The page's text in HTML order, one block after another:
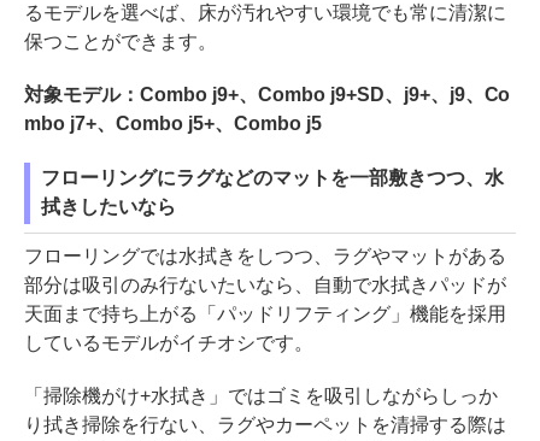
るモデルを選べば、床が汚れやすい環境でも常に清潔に
保つことができます。
対象モデル：Combo j9+、Combo j9+SD、j9+、j9、Co
mbo j7+、Combo j5+、Combo j5
フローリングにラグなどのマットを一部敷きつつ、水
拭きしたいなら
フローリングでは水拭きをしつつ、ラグやマットがある
部分は吸引のみ行ないたいなら、自動で水拭きパッドが
天面まで持ち上がる「パッドリフティング」機能を採用
しているモデルがイチオシです。
「掃除機がけ+水拭き」ではゴミを吸引しながらしっか
り拭き掃除を行ない、ラグやカーペットを清掃する際は